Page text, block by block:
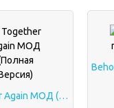
Together Again МОД (Полная Версия)